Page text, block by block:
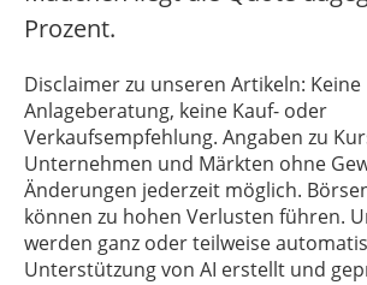
Prozent.
Disclaimer zu unseren Artikeln: Keine
Anlageberatung, keine Kauf- oder
Verkaufsempfehlung. Angaben zu
Unternehmen und Märkten ohne
Änderungen jederzeit möglich.
können zu hohen Verlusten führen.
werden ganz oder teilweise
Unterstützung von AI erstellt und